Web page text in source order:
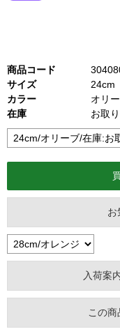
商品コード
サイズ
24cm
カラー
オリ
在庫
お取
お
この